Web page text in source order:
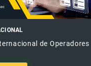
de Operadores